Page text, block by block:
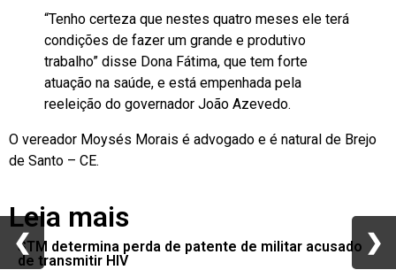
“Tenho certeza que nestes quatro meses ele terá
condições de fazer um grande e produtivo
trabalho” disse Dona Fátima, que tem forte
atuação na saúde, e está empenhada pela
reeleição do governador João Azevedo.
O vereador Moysés Morais é advogado e é natural de Brejo
de Santo – CE.
Leia mais
STM determina perda de patente de militar acusado
de transmitir HIV
❮ ❯
❮ ❯